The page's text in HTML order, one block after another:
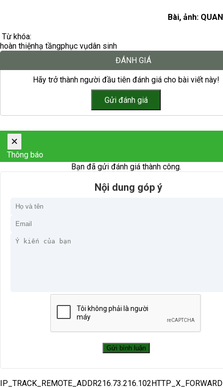
Bài, ảnh:
Từ khóa:
hoàn thiệnhạ tầngphục vụdân sinh
ĐÁNH GIÁ
Hãy trở thành người đầu tiên đánh giá cho bài viết này!
×
Thông báo
Bạn đã gửi đánh giá thành công.
Nội dung góp ý